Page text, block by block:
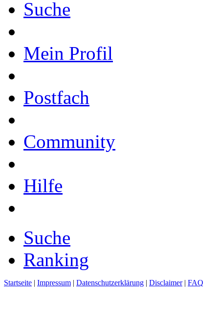
Suche
Mein Profil
Postfach
Community
Hilfe
Suche
Ranking
Startseite | Impressum | Datenschutzerklärung | Disclaimer| FAQ